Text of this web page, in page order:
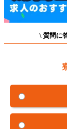
\ 質問に